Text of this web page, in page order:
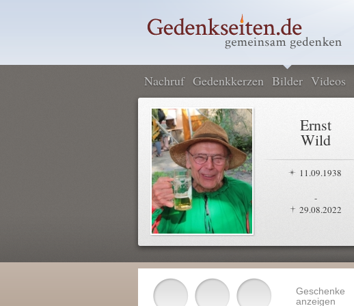
Nachruf Gedenkkerzen Bilder Videos
Ernst
Wild
11.09.1938
-
29.08.2022
Geschenke
anzeigen